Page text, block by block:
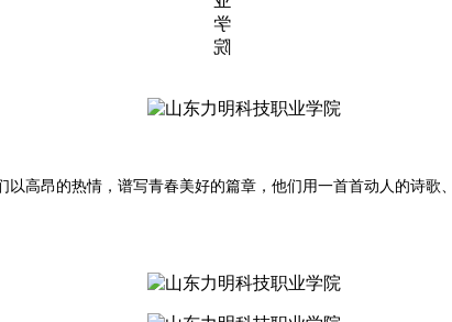
高昂的热情，谱写青春美好的篇章，他们用一首首动人的诗歌